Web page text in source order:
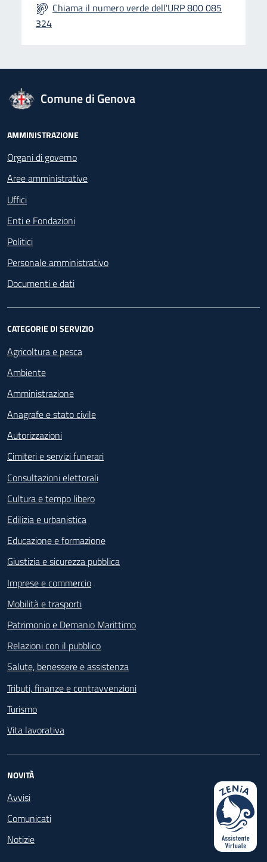
Chiama il numero verde dell'URP 800 085
324
logo Unione Europea
Comune di Genova
Footer - Navigazione
AMMINISTRAZIONE
Organi di governo
Aree amministrative
Uffici
Enti e Fondazioni
Politici
Personale amministrativo
Documenti e dati
CATEGORIE DI SERVIZIO
Agricoltura e pesca
Ambiente
Amministrazione
Anagrafe e stato civile
Autorizzazioni
Cimiteri e servizi funerari
Consultazioni elettorali
Cultura e tempo libero
Edilizia e urbanistica
Educazione e formazione
Giustizia e sicurezza pubblica
Imprese e commercio
Mobilità e trasporti
Patrimonio e Demanio Marittimo
Relazioni con il pubblico
Salute, benessere e assistenza
Tributi, finanze e contravvenzioni
Turismo
Vita lavorativa
NOVITÀ
Avvisi
Comunicati
Notizie